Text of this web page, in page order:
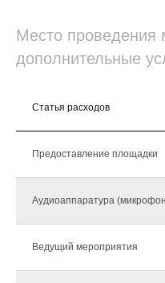
Место проведения
дополнительные
Статья расходов
Предоставление площадки
Аудиоаппаратура
Ведущий мероприятия